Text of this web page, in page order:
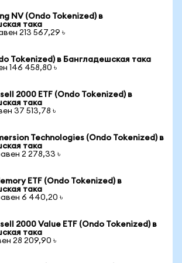
NV (Ondo Tokenized) в
така
213 567,29 ৳
Tokenized) в Бангладешская така
146 458,80 ৳
2000 ETF (Ondo Tokenized) в
така
37 513,78 ৳
Technologies (Ondo Tokenized) в
така
2 278,33 ৳
ETF (Ondo Tokenized) в
така
6 440,20 ৳
2000 Value ETF (Ondo Tokenized) в
така
28 209,90 ৳